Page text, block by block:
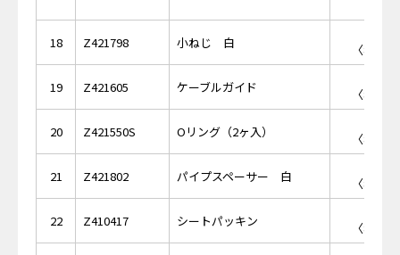
18 Z421798 小ねじ 白
〈税抜
19 Z421605 ケーブルガイド
〈税抜
20 Z421550S Oリング（2ヶ入）
〈税抜
21 Z421802 パイプスペーサー 白
〈税抜
22 Z410417 シートパッキン
〈税抜